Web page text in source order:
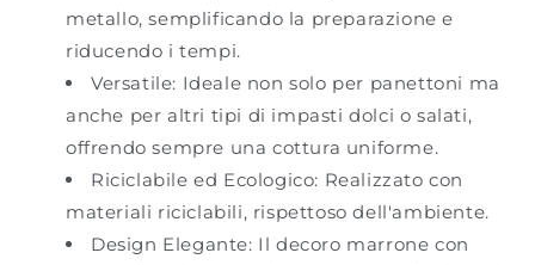
metallo, semplificando la preparazione e
riducendo i tempi.
Versatile: Ideale non solo per panettoni ma
anche per altri tipi di impasti dolci o salati,
offrendo sempre una cottura uniforme.
Riciclabile ed Ecologico: Realizzato con
materiali riciclabili, rispettoso dell'ambiente.
Design Elegante: Il decoro marrone con